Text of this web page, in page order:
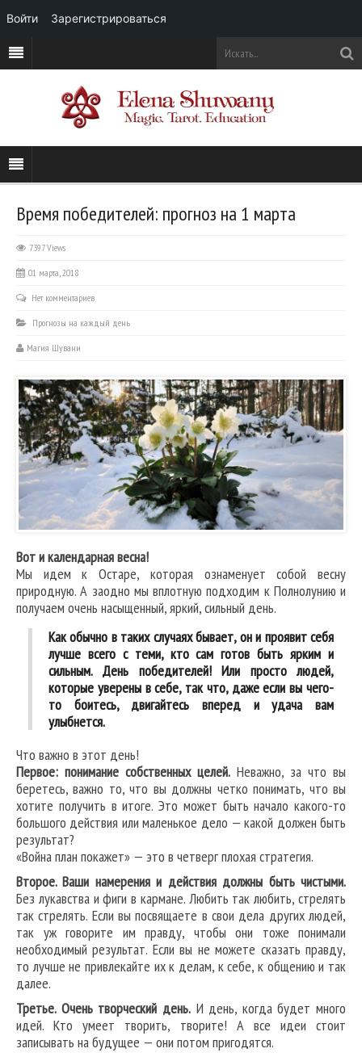
Время победителей: прогноз на 1 марта
7397 Views
01 марта, 2018
Нет комментариев
Прогнозы на каждый день
Магия Шувани
Вот и календарная весна!
Мы идем к Остаре, которая ознаменует собой весну
природную. А заодно мы вплотную подходим к Полнолунию и
получаем очень насыщенный, яркий, сильный день.
Как обычно в таких случаях бывает, он и проявит себя
лучше всего с теми, кто сам готов быть ярким и
сильным. День победителей! Или просто людей,
которые уверены в себе, так что, даже если вы чего-
то боитесь, двигайтесь вперед и удача вам
улыбнется.
Что важно в этот день!
Первое: понимание собственных целей. Неважно, за что вы
беретесь, важно то, что вы должны четко понимать, что вы
хотите получить в итоге. Это может быть начало какого-то
большого действия или маленькое дело — какой должен быть
результат?
«Война план покажет» — это в четверг плохая стратегия.
Второе. Ваши намерения и действия должны быть чистыми.
Без лукавства и фиги в кармане. Любить так любить, стрелять
так стрелять. Если вы посвящаете в свои дела других людей,
так уж говорите им правду, чтобы они тоже понимали
необходимый результат. Если вы не можете сказать правду,
то лучше не привлекайте их к делам, к себе, к общению и так
далее.
Третье. Очень творческий день.И день, когда будет много
идей. Кто умеет творить, творите! А все идеи стоит
записывать на будущее — они потом пригодятся.
Войти Зарегистрироваться